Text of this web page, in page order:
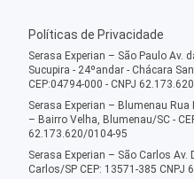
Políticas de Privacidade
Serasa Experian – São Paulo Av.
Sucupira - 24ºandar - Chácara
CEP:04794-000 - CNPJ
Serasa Experian – Blumenau
– Bairro Velha, Blumenau/SC -
62.173.620/0104-95
Serasa Experian – São Carlos
Carlos/SP CEP: 13571-385 CNPJ